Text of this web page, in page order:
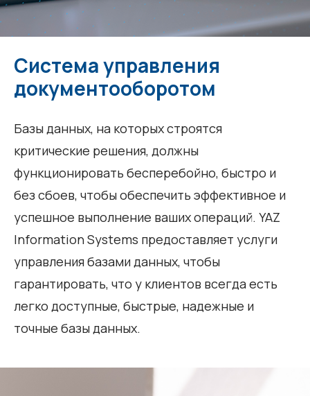
Система управления
документооборотом
Базы данных, на которых строятся
критические решения, должны
функционировать бесперебойно, быстро и
без сбоев, чтобы обеспечить эффективное и
успешное выполнение ваших операций. YAZ
Information Systems предоставляет услуги
управления базами данных, чтобы
гарантировать, что у клиентов всегда есть
легко доступные, быстрые, надежные и
точные базы данных.